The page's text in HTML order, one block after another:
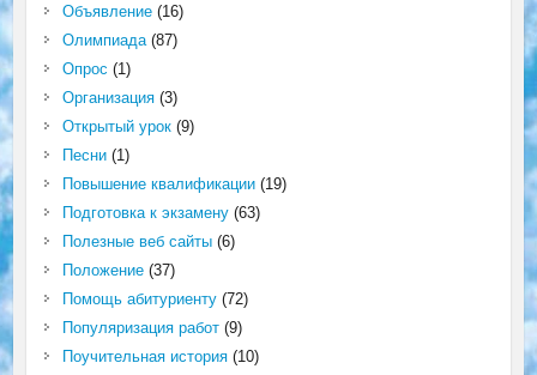
Объявление(16)
Олимпиада(87)
Опрос (1)
Организация(3)
Открытый урок(9)
Песни(1)
Повышение квалификации(19)
Подготовка к экзамену(63)
Полезные веб сайты(6)
Положение(37)
Помощь абитуриенту(72)
Популяризация работ(9)
Поучительная история(10)